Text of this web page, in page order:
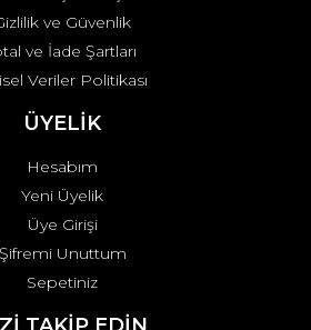
ve Güvenlik
ve İade Şartları
Veriler Politikası
ÜYELİK
Hesabım
Yeni Üyelik
Üye Girişi
Şifremi Unuttum
Sepetiniz